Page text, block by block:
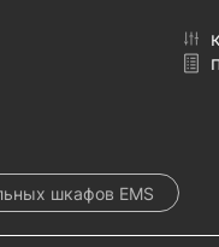
шкафов EMS